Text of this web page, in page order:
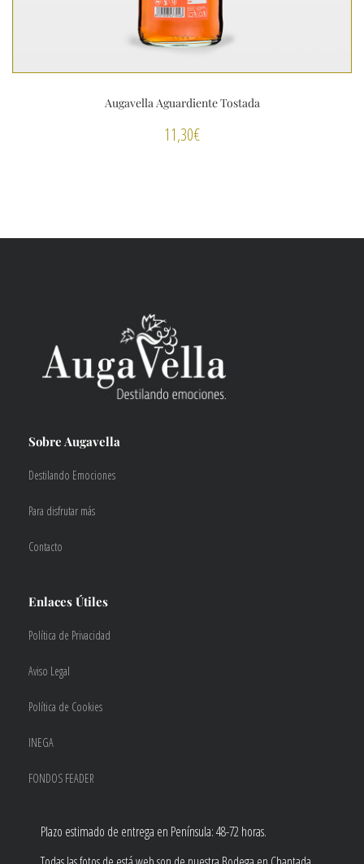
Augavella Aguardiente Tostada
11,30€
Sobre Augavella
Destilando Emociones
Para disfrutar más
Contacto
Enlaces Útiles
Política de Privacidad
Aviso Legal
Política de Cookies
INEGA
FONDOS FEADER
Plazo estimado de entrega en Península: 48-72 horas.